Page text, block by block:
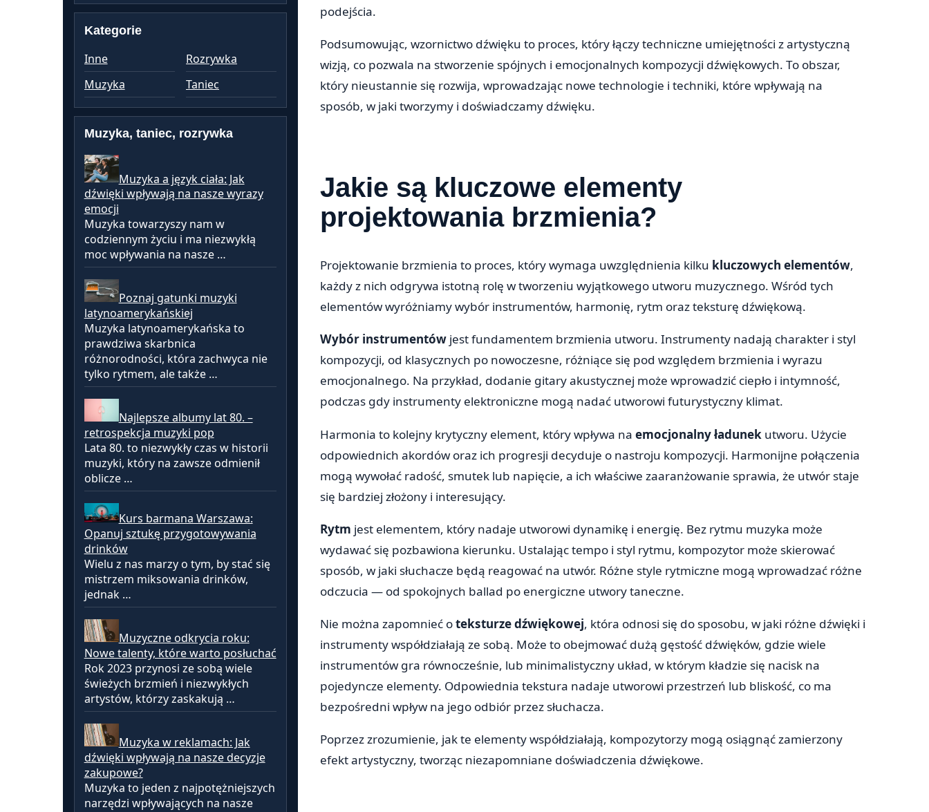
Kategorie
Inne
Muzyka
Rozrywka
Taniec
Muzyka, taniec, rozrywka
Muzyka a język ciała: Jak
dźwięki wpływają na nasze wyrazy
emocji
Muzyka towarzyszy nam w
codziennym życiu i ma niezwykłą
moc wpływania na nasze …
Poznaj gatunki muzyki
latynoamerykańskiej
Muzyka latynoamerykańska to
prawdziwa skarbnica
różnorodności, która zachwyca nie
tylko rytmem, ale także …
Najlepsze albumy lat 80. –
retrospekcja muzyki pop
Lata 80. to niezwykły czas w historii
muzyki, który na zawsze odmienił
oblicze …
Kurs barmana Warszawa:
Opanuj sztukę przygotowywania
drinków
Wielu z nas marzy o tym, by stać się
mistrzem miksowania drinków,
jednak …
Muzyczne odkrycia roku:
Nowe talenty, które warto posłuchać
Rok 2023 przynosi ze sobą wiele
świeżych brzmień i niezwykłych
artystów, którzy zaskakują …
Muzyka w reklamach: Jak
dźwięki wpływają na nasze decyzje
zakupowe?
Muzyka to jeden z najpotężniejszych
narzędzi wpływających na nasze
podejścia.
Podsumowując, wzornictwo dźwięku to proces, który łączy techniczne umiejętności z artystyczną
wizją, co pozwala na stworzenie spójnych i emocjonalnych kompozycji dźwiękowych. To obszar,
który nieustannie się rozwija, wprowadzając nowe technologie i techniki, które wpływają na
sposób, w jaki tworzymy i doświadczamy dźwięku.
Jakie są kluczowe elementy
projektowania brzmienia?
Projektowanie brzmienia to proces, który wymaga uwzględnienia kilku kluczowych elementów,
każdy z nich odgrywa istotną rolę w tworzeniu wyjątkowego utworu muzycznego. Wśród tych
elementów wyróżniamy wybór instrumentów, harmonię, rytm oraz teksturę dźwiękową.
Wybór instrumentów jest fundamentem brzmienia utworu. Instrumenty nadają charakter i styl
kompozycji, od klasycznych po nowoczesne, różniące się pod względem brzmienia i wyrazu
emocjonalnego. Na przykład, dodanie gitary akustycznej może wprowadzić ciepło i intymność,
podczas gdy instrumenty elektroniczne mogą nadać utworowi futurystyczny klimat.
Harmonia to kolejny krytyczny element, który wpływa na emocjonalny ładunek utworu. Użycie
odpowiednich akordów oraz ich progresji decyduje o nastroju kompozycji. Harmonijne połączenia
mogą wywołać radość, smutek lub napięcie, a ich właściwe zaaranżowanie sprawia, że utwór staje
się bardziej złożony i interesujący.
Rytm jest elementem, który nadaje utworowi dynamikę i energię. Bez rytmu muzyka może
wydawać się pozbawiona kierunku. Ustalając tempo i styl rytmu, kompozytor może skierować
sposób, w jaki słuchacze będą reagować na utwór. Różne style rytmiczne mogą wprowadzać różne
odczucia — od spokojnych ballad po energiczne utwory taneczne.
Nie można zapomnieć oteksturze dźwiękowej, która odnosi się do sposobu, w jaki różne dźwięki i
instrumenty współdziałają ze sobą. Może to obejmować dużą gęstość dźwięków, gdzie wiele
instrumentów gra równocześnie, lub minimalistyczny układ, w którym kładzie się nacisk na
pojedyncze elementy. Odpowiednia tekstura nadaje utworowi przestrzeń lub bliskość, co ma
bezpośredni wpływ na jego odbiór przez słuchacza.
Poprzez zrozumienie, jak te elementy współdziałają, kompozytorzy mogą osiągnąć zamierzony
efekt artystyczny, tworząc niezapomniane doświadczenia dźwiękowe.